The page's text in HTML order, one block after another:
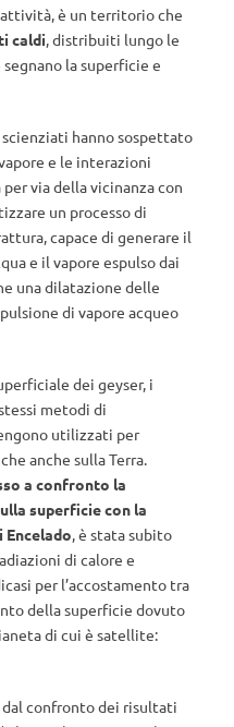
è un territorio che
caldi, distribuiti lungo le
la superficie e
hanno sospettato
e le interazioni
via della vicinanza con
un processo di
capace di generare il
e il vapore espulso dai
una dilatazione delle
di vapore acqueo
dei geyser, i
metodi di
utilizzati per
anche sulla Terra.
a confronto la
superficie con la
Encelado, è stata subito
di calore e
per l’accostamento tra
della superficie dovuto
di cui è satellite:
dal confronto dei risultati